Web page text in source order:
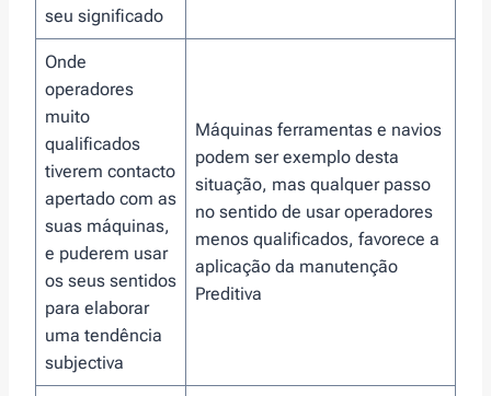
seu significado
Onde
operadores
muito
qualificados
tiverem contacto
apertado com as
suas máquinas,
e puderem usar
os seus sentidos
para elaborar
uma tendência
subjectiva
Máquinas ferramentas e navios
podem ser exemplo desta
situação, mas qualquer passo
no sentido de usar operadores
menos qualificados, favorece a
aplicação da manutenção
Preditiva